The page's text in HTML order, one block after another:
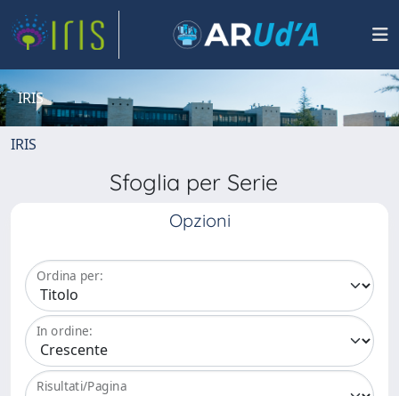
IRIS
IRIS
Sfoglia per Serie
Opzioni
Ordina per:
In ordine:
Risultati/Pagina